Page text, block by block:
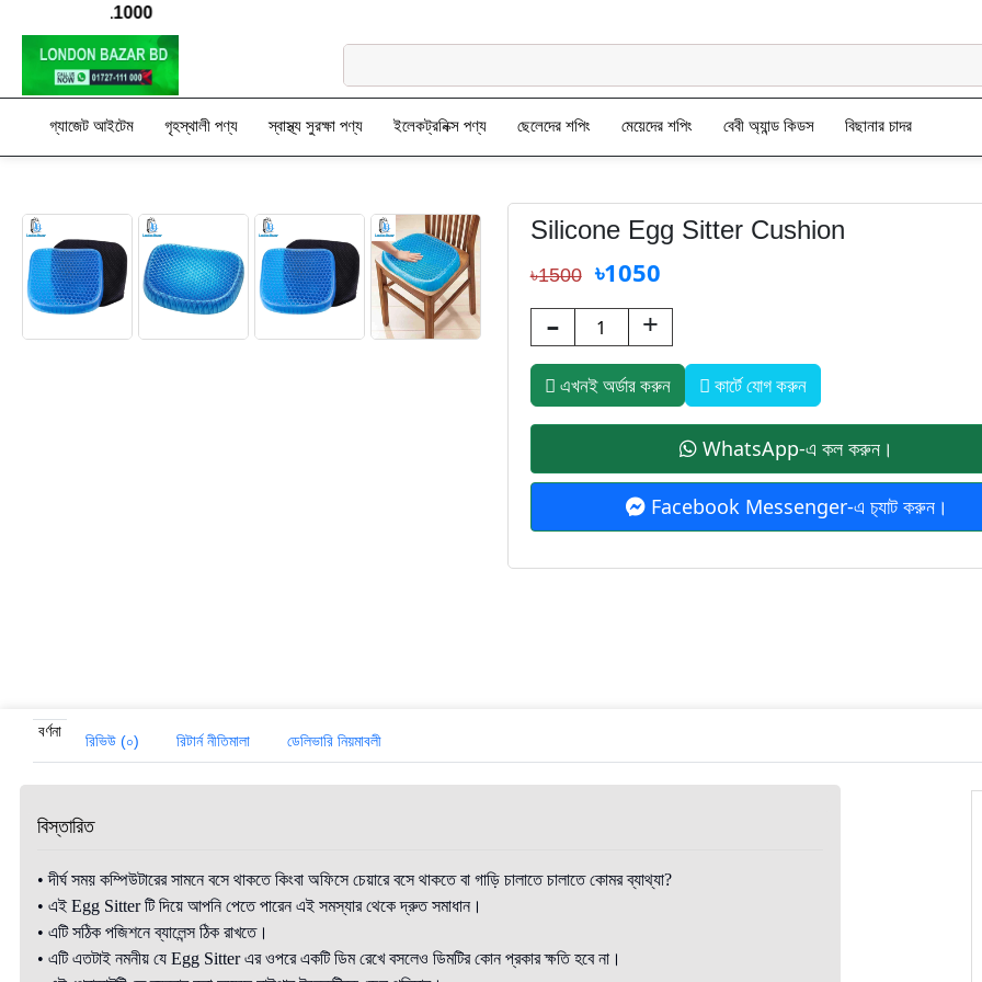
01727-111000
গ্যাজেট আইটেম গৃহস্থালী পণ্য স্বাস্থ্য সুরক্ষা পণ্য ইলেকট্রনিক্স পণ্য ছেলেদের শপিং মেয়েদের শপিং বেবী অ্যান্ড কিডস বিছানার চাদর
Silicone Egg Sitter Cushion
৳1500 ৳1050
- +
এখনই অর্ডার করুন কার্টে যোগ করুন
WhatsApp-এ কল করুন।
Facebook Messenger-এ চ‍্যাট করুন।
বর্ণনা
রিভিউ (০) রিটার্ন নীতিমালা ডেলিভারি নিয়মাবলী
বিস্তারিত
• দীর্ঘ সময় কম্পিউটারের সামনে বসে থাকতে কিংবা অফিসে চেয়ারে বসে থাকতে বা গাড়ি চালাতে চালাতে কোমর ব্যাথ্যা?
• এই Egg Sitter টি দিয়ে আপনি পেতে পারেন এই সমস্যার থেকে দ্রুত সমাধান।
• এটি সঠিক পজিশনে ব্যালেন্স ঠিক রাখতে।
• এটি এতটাই নমনীয় যে Egg Sitter এর ওপরে একটি ডিম রেখে বসলেও ডিমটির কোন প্রকার ক্ষতি হবে না।